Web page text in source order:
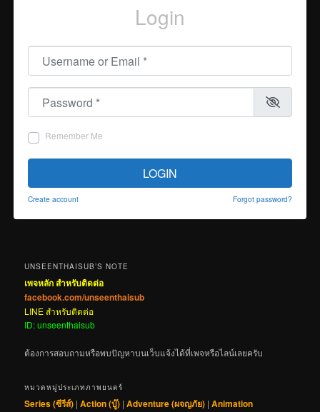
Login
Username or Email
Password
Remember Me
LOGIN
Create account Forgot password?
UNSEENTHAISUB’S NOTE
เพจหลัก สำหรับติดต่อ
facebook.com/unseenthaisub
LINE สำหรับติดต่อ
ID: unseenthaisub
ต้องการสอบถามหรือพบปัญหาบนเว็บแจ้งได้ที่เพจหรือไลน์เลยครับ
หมวดหมู่ประเภทภาพยนตร์
Series (ซีรีส์) |Action (บู๊) |Adventure (ผจญภัย) |Animation